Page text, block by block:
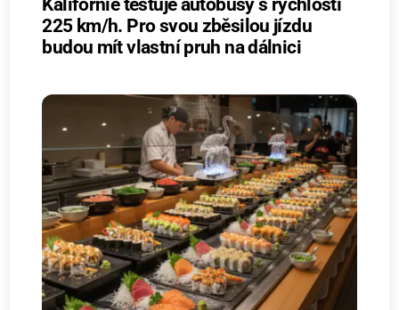
225 km/h. Pro svou zběsilou jízdu
budou mít vlastní pruh na dálnici